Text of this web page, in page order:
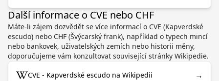
Další informace o CVE nebo CHF
Máte-li zájem dozvědět se více informací o CVE (Kapverdské
escudo) nebo CHF (Švýcarský frank), například o typech mincí
nebo bankovek, uživatelských zemích nebo historii měny,
doporučujeme vám konzultovat související stránky Wikipedie.
CVE - Kapverdské escudo na Wikipedii →